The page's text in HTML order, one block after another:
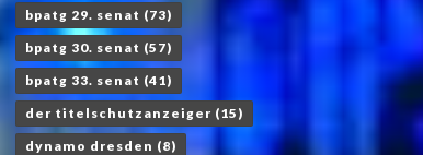
bpatg 29. senat (73)
bpatg 30. senat (57)
bpatg 33. senat (41)
der titelschutzanzeiger (15)
dynamo dresden (8)